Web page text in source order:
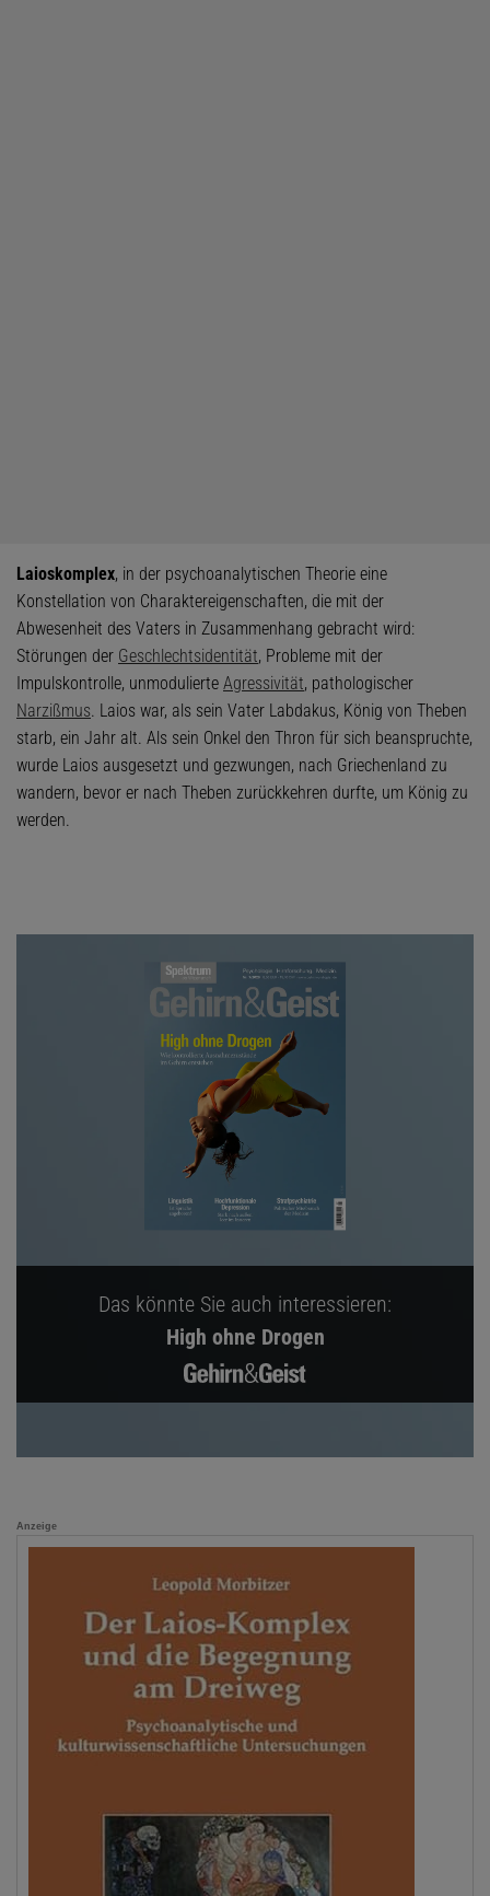
Laioskomplex, in der psychoanalytischen Theorie eine
Konstellation von Charaktereigenschaften, die mit der
Abwesenheit des Vaters in Zusammenhang gebracht wird:
Störungen der Geschlechtsidentität, Probleme mit der
Impulskontrolle, unmodulierte Agressivität, pathologischer
Narzißmus. Laios war, als sein Vater Labdakus, König von Theben
starb, ein Jahr alt. Als sein Onkel den Thron für sich beanspruchte,
wurde Laios ausgesetzt und gezwungen, nach Griechenland zu
wandern, bevor er nach Theben zurückkehren durfte, um König zu
werden.
Das könnte Sie auch interessieren:
High ohne Drogen
Anzeige